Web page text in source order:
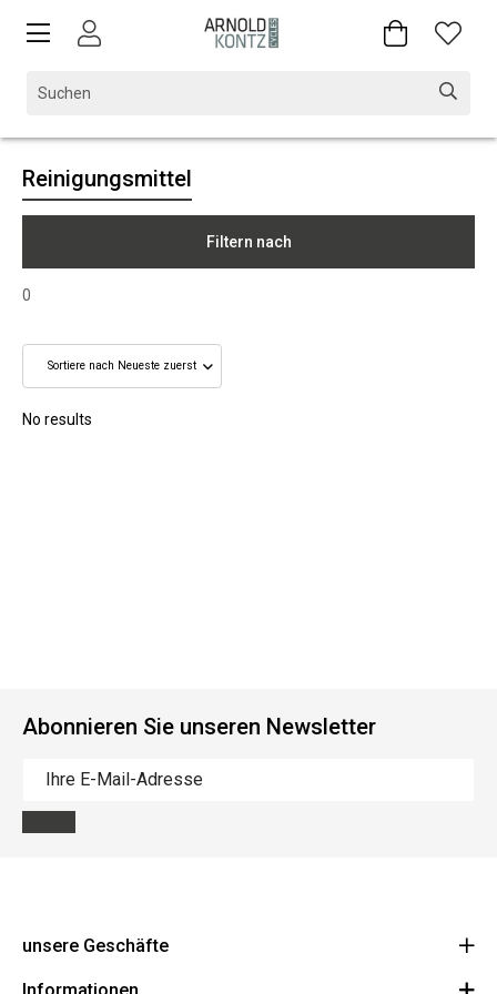
Reinigungsmittel
Filtern nach
0
No results
Abonnieren Sie unseren Newsletter
unsere Geschäfte